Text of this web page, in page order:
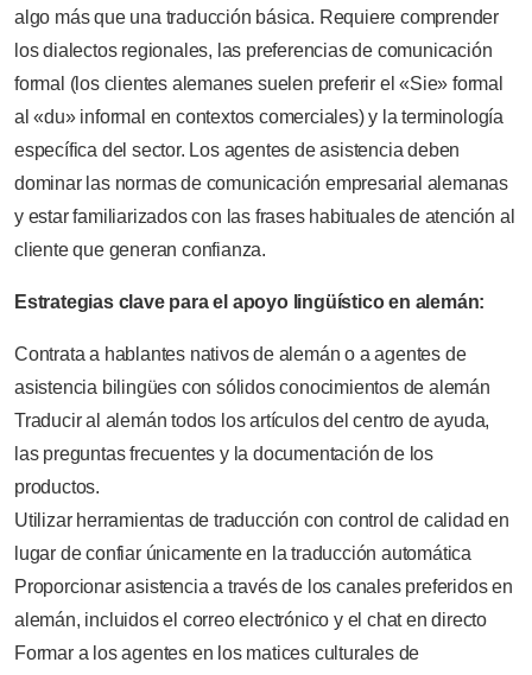
algo más que una traducción básica. Requiere comprender
los dialectos regionales, las preferencias de comunicación
formal (los clientes alemanes suelen preferir el «Sie» formal
al «du» informal en contextos comerciales) y la terminología
específica del sector. Los agentes de asistencia deben
dominar las normas de comunicación empresarial alemanas
y estar familiarizados con las frases habituales de atención al
cliente que generan confianza.
Estrategias clave para el apoyo lingüístico en alemán:
Contrata a hablantes nativos de alemán o a agentes de
asistencia bilingües con sólidos conocimientos de alemán
Traducir al alemán todos los artículos del centro de ayuda,
las preguntas frecuentes y la documentación de los
productos.
Utilizar herramientas de traducción con control de calidad en
lugar de confiar únicamente en la traducción automática
Proporcionar asistencia a través de los canales preferidos en
alemán, incluidos el correo electrónico y el chat en directo
Formar a los agentes en los matices culturales de